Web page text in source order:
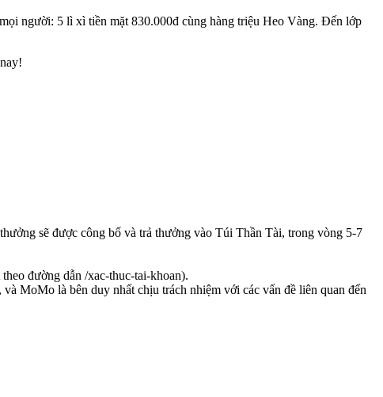
người: 5 lì xì tiền mặt 830.000đ cùng hàng triệu Heo Vàng. Đến lớp
sẽ được công bố và trả thưởng vào Túi Thần Tài, trong vòng 5-7
đường dẫn /xac-thuc-tai-khoan).
MoMo là bên duy nhất chịu trách nhiệm với các vấn đề liên quan đến